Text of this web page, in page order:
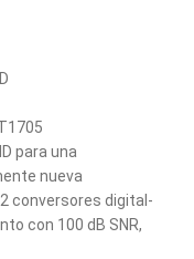
para una
nueva
conversores digital-
con 100 dB SNR,